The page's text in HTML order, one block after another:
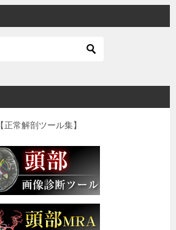
【正常解剖ツール集】